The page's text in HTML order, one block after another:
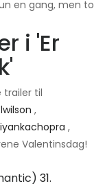
en gang, men to
i 'Er
trailer til
,
,
Valentinsdag!
31.